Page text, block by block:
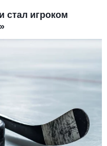
стал игроком